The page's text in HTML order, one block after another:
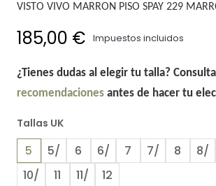
VISTO VIVO MARRON PISO SPAY 229
185,00 € Impuestos incluidos
¿Tienes dudas al elegir tu talla?
recomendacionesantes de hacer tu
Tallas UK
5 5/ 6 6/ 7 7/ 8 8/
10/
11 11/ 12